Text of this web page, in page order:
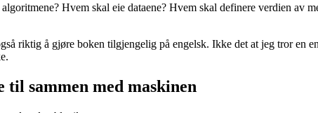
Hvem skal eie dataene? Hvem skal definere verdien av
riktig å gjøre boken tilgjengelig på engelsk. Ikke det at jeg tror en
til sammen med maskinen